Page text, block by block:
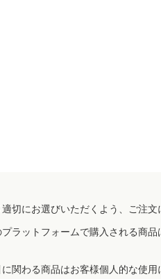
切にお選びいただくよう、ご注
ラットフォームで購入される商
関わる商品はお客様個人的な使用